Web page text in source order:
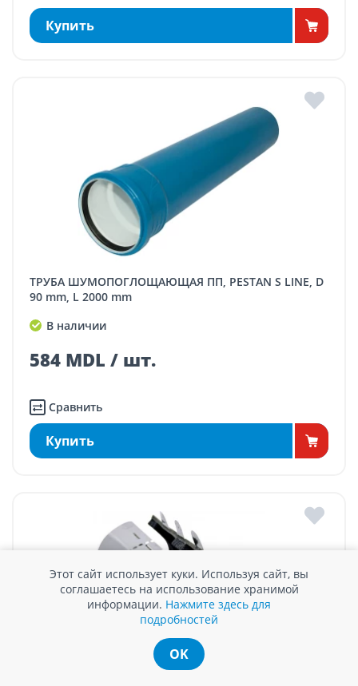
Купить
ТРУБА ШУМОПОГЛОЩАЮЩАЯ ПП, PESTAN S LINE, D
90 mm, L 2000 mm
В наличии
584 MDL / шт.
Сравнить
Купить
Этот сайт использует куки. Используя сайт, вы
соглашаетесь на использование хранимой
информации. Нажмите здесь для
подробностей
OK